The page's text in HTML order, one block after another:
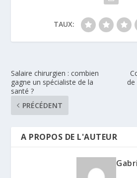
TAUX:
Salaire chirurgien : combien
gagne un spécialiste de la
santé ?
PRÉCÉDENT
de
A PROPOS DE L'AUTEUR